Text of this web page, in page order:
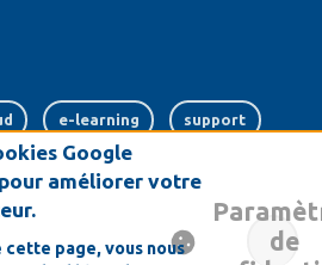
e-learning support
crm
de
Google
améliorer votre
cette page, vous nous